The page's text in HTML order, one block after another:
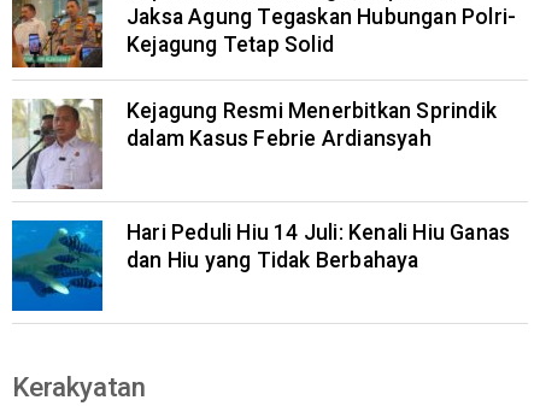
Jaksa Agung Tegaskan Hubungan Polri-
Kejagung Tetap Solid
Kejagung Resmi Menerbitkan Sprindik
dalam Kasus Febrie Ardiansyah
Hari Peduli Hiu 14 Juli: Kenali Hiu Ganas
dan Hiu yang Tidak Berbahaya
Kerakyatan